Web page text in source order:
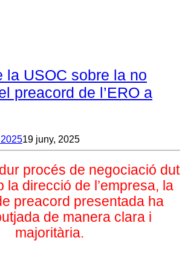
la USOC sobre la no
preacord de l’ERO a
19 juny, 2025
procés de negociació dut
la direcció de l’empresa, la
preacord presentada ha
de manera clara i
majoritària.